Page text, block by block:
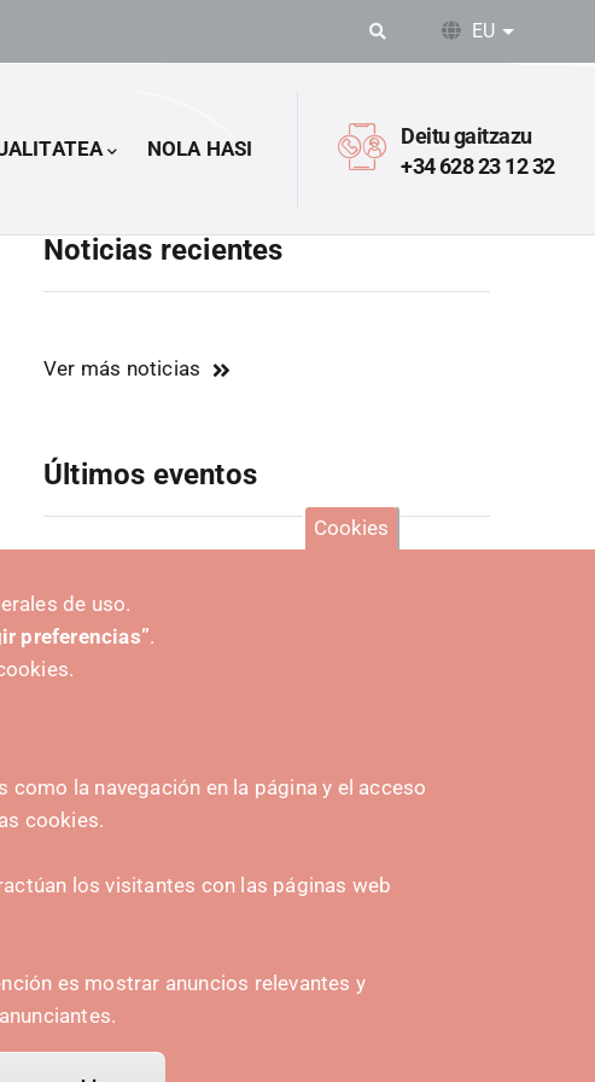
EU Ekintza
NOLA HASI
Deitu gaitzazu
+34 628 23 12 32
Noticias recientes
Ver más noticias
Últimos eventos
Ver más eventos
Navarra Cybersecurity Center
Ekintzailetza babestea
Cookies
de uso.
preferencias”.
la navegación en la página y el acceso
cookies.
los visitantes con las páginas web
es mostrar anuncios relevantes y